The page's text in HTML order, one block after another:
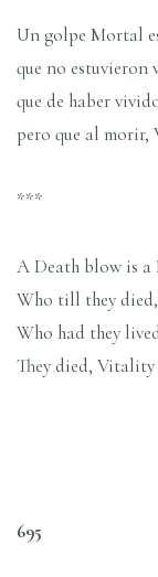
Un golpe Mortal
que no estuvieron
que de haber
pero que al morir,
***
A Death blow is a
Who till they
Who had they
They died, Vitality
695